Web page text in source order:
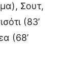
Σουτ,
(83’
(68’